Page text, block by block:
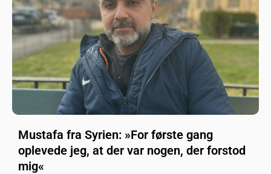
Mustafa fra Syrien: »For første gang
oplevede jeg, at der var nogen, der forstod
mig«